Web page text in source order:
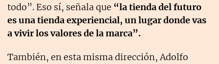
todo”. Eso sí, señala que “la tienda del futuro
es una tienda experiencial, un lugar donde vas
a vivir los valores de la marca”.
También, en esta misma dirección, Adolfo